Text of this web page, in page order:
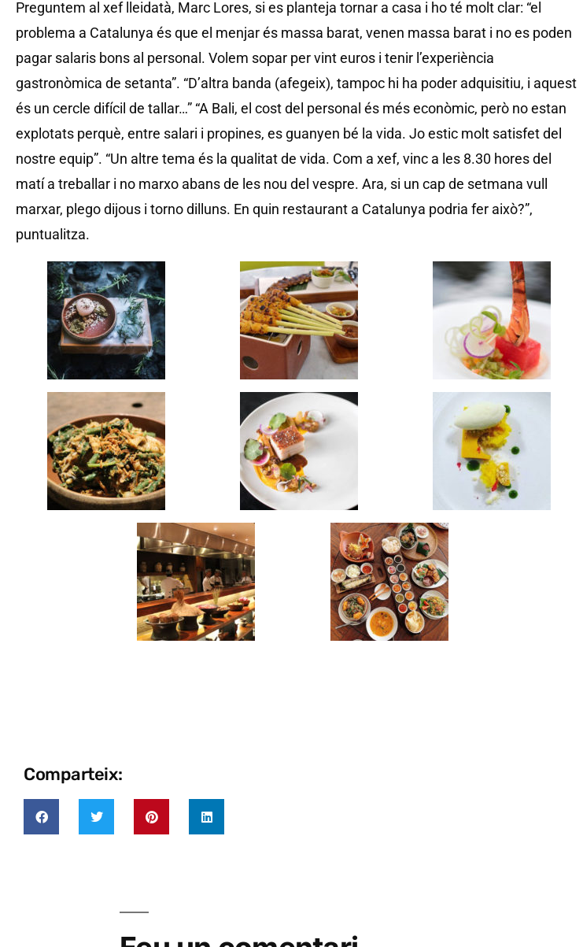
Preguntem al xef lleidatà, Marc Lores, si es planteja tornar a casa i ho té molt clar: “el
problema a Catalunya és que el menjar és massa barat, venen massa barat i no es poden
pagar salaris bons al personal. Volem sopar per vint euros i tenir l’experiència
gastronòmica de setanta”. “D’altra banda (afegeix), tampoc hi ha poder adquisitiu, i aquest
és un cercle difícil de tallar…” “A Bali, el cost del personal és més econòmic, però no estan
explotats perquè, entre salari i propines, es guanyen bé la vida. Jo estic molt satisfet del
nostre equip”. “Un altre tema és la qualitat de vida. Com a xef, vinc a les 8.30 hores del
matí a treballar i no marxo abans de les nou del vespre. Ara, si un cap de setmana vull
marxar, plego dijous i torno dilluns. En quin restaurant a Catalunya podria fer això?”,
puntualitza.
Comparteix: